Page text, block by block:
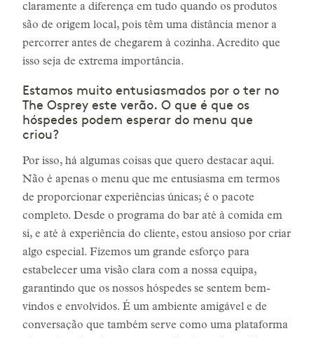
claramente a diferença em tudo quando os produtos
são de origem local, pois têm uma distância menor a
percorrer antes de chegarem à cozinha. Acredito que
isso seja de extrema importância.
Estamos muito entusiasmados por o ter no
The Osprey este verão. O que é que os
hóspedes podem esperar do menu que
criou?
Por isso, há algumas coisas que quero destacar aqui.
Não é apenas o menu que me entusiasma em termos
de proporcionar experiências únicas; é o pacote
completo. Desde o programa do bar até à comida em
si, e até à experiência do cliente, estou ansioso por criar
algo especial. Fizemos um grande esforço para
estabelecer uma visão clara com a nossa equipa,
garantindo que os nossos hóspedes se sentem bem-
vindos e envolvidos. É um ambiente amigável e de
conversação que também serve como uma plataforma